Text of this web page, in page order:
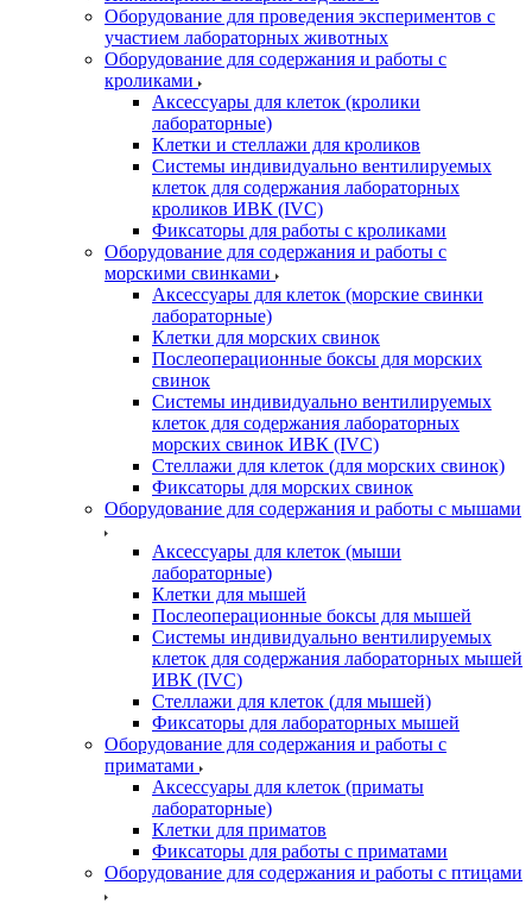
Оборудование для проведения экспериментов с
участием лабораторных животных
Оборудование для содержания и работы с
кроликами
Аксессуары для клеток (кролики
лабораторные)
Клетки и стеллажи для кроликов
Системы индивидуально вентилируемых
клеток для содержания лабораторных
кроликов ИВК (IVC)
Фиксаторы для работы с кроликами
Оборудование для содержания и работы с
морскими свинками
Аксессуары для клеток (морские свинки
лабораторные)
Клетки для морских свинок
Послеоперационные боксы для морских
свинок
Системы индивидуально вентилируемых
клеток для содержания лабораторных
морских свинок ИВК (IVC)
Стеллажи для клеток (для морских свинок)
Фиксаторы для морских свинок
Оборудование для содержания и работы с мышами
Аксессуары для клеток (мыши
лабораторные)
Клетки для мышей
Послеоперационные боксы для мышей
Системы индивидуально вентилируемых
клеток для содержания лабораторных мышей
ИВК (IVC)
Стеллажи для клеток (для мышей)
Фиксаторы для лабораторных мышей
Оборудование для содержания и работы с
приматами
Аксессуары для клеток (приматы
лабораторные)
Клетки для приматов
Фиксаторы для работы с приматами
Оборудование для содержания и работы с птицами